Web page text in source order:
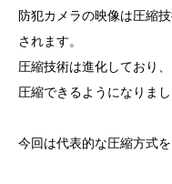
防犯カメラの映像は圧縮
されます。
圧縮技術は進化しており
圧縮できるようになりまし
今回は代表的な圧縮方式を